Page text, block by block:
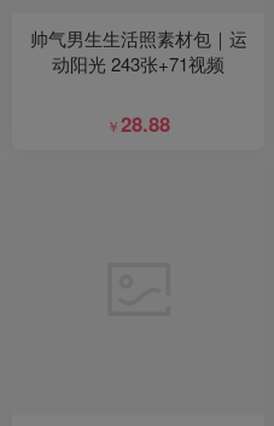
帅气男生生活照素材包｜运
动阳光 243张+71视频
￥28.88